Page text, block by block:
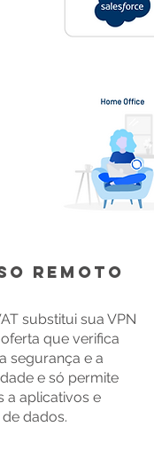
remoto
substitui sua VPN
que verifica
segurança e a
e só permite
a aplicativos e
dados.